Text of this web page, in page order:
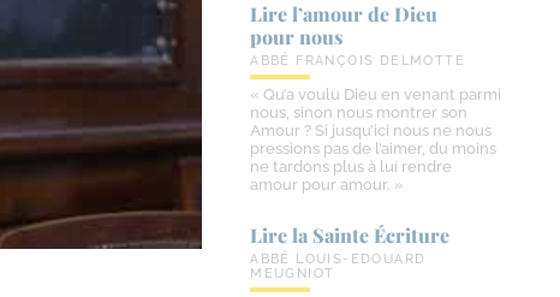
Lire l’amour de Dieu
pour nous
ABBÉ FRANÇOIS DELMOTTE
« Qu’a voulu Dieu en venant parmi
nous, sinon nous montrer son
Amour ? Si jusqu’ici nous ne nous
pressions pas de l’aimer, du moins
ne tardons plus à lui rendre
amour pour amour. »
Lire la Sainte Écriture
ABBÉ LOUIS-EDOUARD
MEUGNIOT